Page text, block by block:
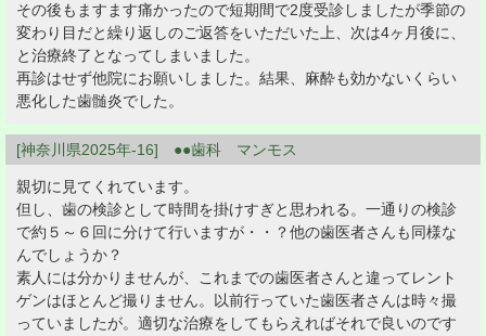
その後もますます痛かったので短期間で2度受診しましたが季節の
変わり目だと繰り返しのご返答をいただいた上、次は4ヶ月後に、
と治療終了となってしまいました。
再診はせず他院にお願いしました。結果、麻酔も効かないくらい
悪化した歯髄炎でした。
[神奈川県2025年-16] ●●歯科 マンモス
親切に見てくれています。
但し、歯の検診として時間を掛けすぎと思われる。一通りの検診
で約５～６回に分けて行いますが・・？他の歯医者さんも同様な
んでしょうか？
素人には分かりませんが、これまでの歯医者さんと違ってレント
ゲンはほとんど撮りません。以前行っていた歯医者さんは時々撮
っていましたが。適切な治療をしてもらえればそれで良いのです